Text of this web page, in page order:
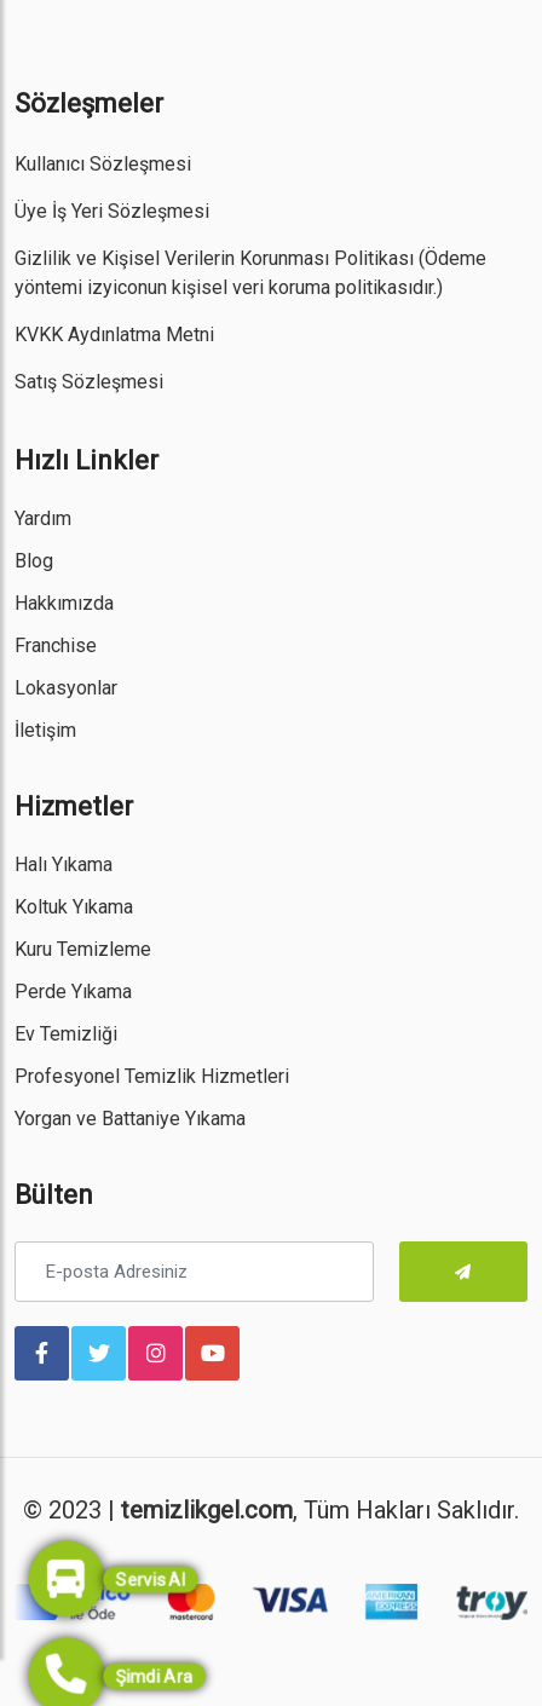
Sözleşmeler
Kullanıcı Sözleşmesi
Üye İş Yeri Sözleşmesi
Gizlilik ve Kişisel Verilerin Korunması Politikası (Ödeme
yöntemi izyiconun kişisel veri koruma politikasıdır.)
KVKK Aydınlatma Metni
Satış Sözleşmesi
Hızlı Linkler
Yardım
Blog
Hakkımızda
Franchise
Lokasyonlar
İletişim
Hizmetler
Halı Yıkama
Koltuk Yıkama
Kuru Temizleme
Perde Yıkama
Ev Temizliği
Profesyonel Temizlik Hizmetleri
Yorgan ve Battaniye Yıkama
Bülten
© 2023 | temizlikgel.com, Tüm Hakları Saklıdır.
Servis Al
Şimdi Ara